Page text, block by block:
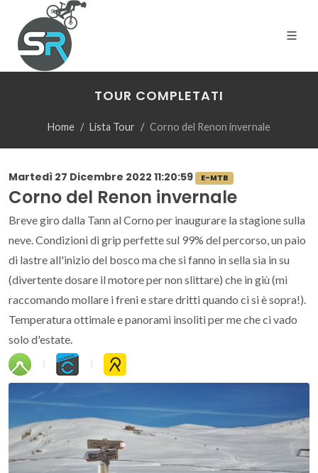
TOUR COMPLETATI
Home Lista Tour Corno del Renon invernale
Martedì 27 Dicembre 2022 11:20:59 E-MTB
Corno del Renon invernale
Breve giro dalla Tann al Corno per inaugurare la stagione sulla
neve. Condizioni di grip perfette sul 99% del percorso, un paio
di lastre all'inizio del bosco ma che si fanno in sella sia in su
(divertente dosare il motore per non slittare) che in giù (mi
raccomando mollare i freni e stare dritti quando ci si è sopra!).
Temperatura ottimale e panorami insoliti per me che ci vado
solo d'estate.